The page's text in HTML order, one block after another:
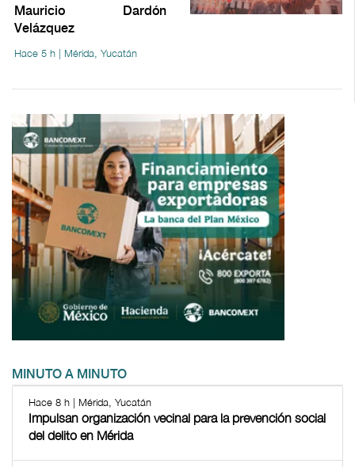
Mauricio Dardón
Velázquez
Hace 5 h | Mérida, Yucatán
MINUTO A MINUTO
Hace 8 h | Mérida, Yucatán
Impulsan organización vecinal para la prevención social
del delito en Mérida